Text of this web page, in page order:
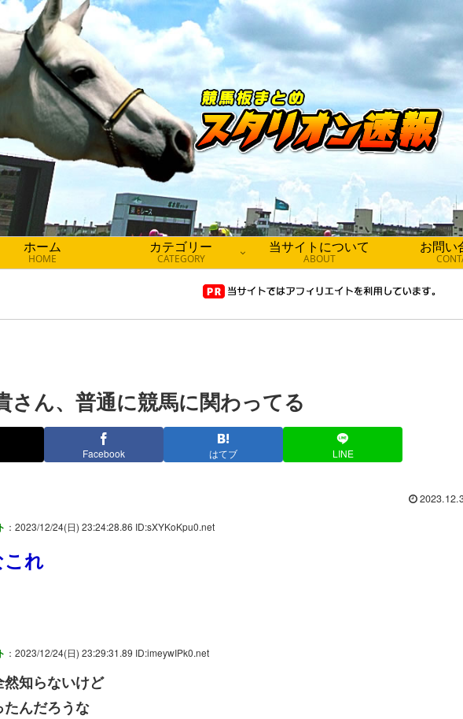
ホーム
HOME
カテゴリー
CATEGORY
当サイトについて
ABOUT
お問い
さん、普通に競馬に関わってる
Facebook はてブ LINE
：2023/12/24(日) 23:24:28.86 ID:sXYKoKpu0.net
れ
：2023/12/24(日) 23:29:31.89 ID:imeywIPk0.net
知らないけど
んだろうな